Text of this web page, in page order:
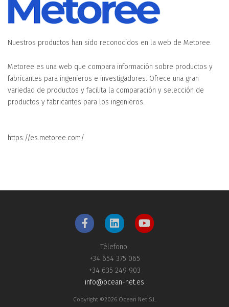
Nuestros productos han sido reconocidos en la web de Metoree.
Metoree es una web que compara información sobre productos y
fabricantes para ingenieros e investigadores. Ofrece una gran
variedad de productos y facilita la comparación y selección de
productos y fabricantes para los ingenieros.
https://es.metoree.com/
Télefono:
+34 654 375 065
+34 635 249 903
info@ocean-net.es
Copyright ©2026 Ocean Net S.L.